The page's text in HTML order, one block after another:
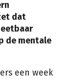
dat
de mentale
een week